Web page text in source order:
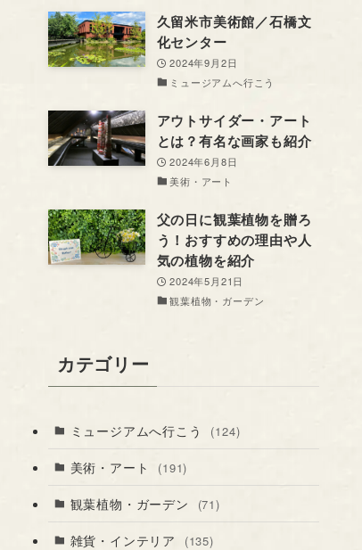
久留米市美術館／石橋文
化センター
2024年9月2日
ミュージアムへ行こう
アウトサイダー・アート
とは？有名な画家も紹介
2024年6月8日
美術・アート
父の日に観葉植物を贈ろ
う！おすすめの理由や人
気の植物を紹介
2024年5月21日
観葉植物・ガーデン
カテゴリー
ミュージアムへ行こう (124)
美術・アート (191)
観葉植物・ガーデン (71)
雑貨・インテリア (135)